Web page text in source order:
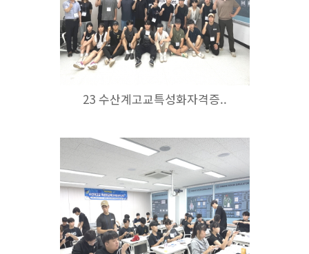
23 수산계고교특성화자격증..